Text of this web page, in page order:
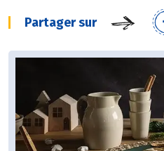
Partager sur